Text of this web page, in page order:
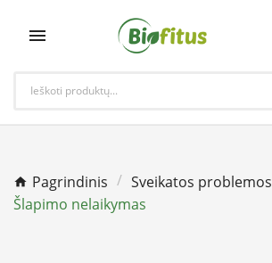

Pagrindinis
Sveikatos problemos
Šlapimo nelaikymas